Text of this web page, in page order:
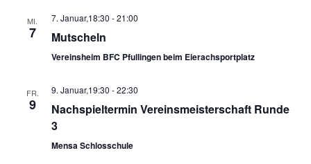
MI.
7
7. Januar,18:30 -21:00
Mutscheln
Vereinsheim BFC Pfullingen beim Eierachsportplatz
FR.
9
9. Januar,19:30 -22:30
Nachspieltermin Vereinsmeisterschaft Runde
3
Mensa Schlosschule